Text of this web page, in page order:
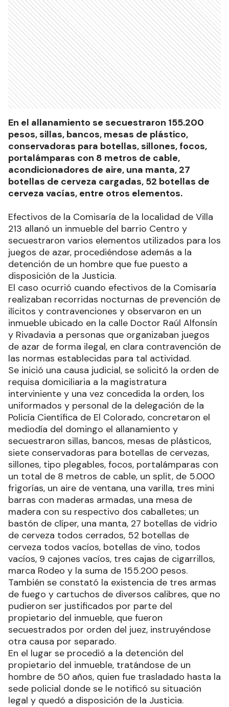
En el allanamiento se secuestraron 155.200
pesos, sillas, bancos, mesas de plástico,
conservadoras para botellas, sillones, focos,
portalámparas con 8 metros de cable,
acondicionadores de aire, una manta, 27
botellas de cerveza cargadas, 52 botellas de
cerveza vacías, entre otros elementos.
Efectivos de la Comisaría de la localidad de Villa
213 allanó un inmueble del barrio Centro y
secuestraron varios elementos utilizados para los
juegos de azar, procediéndose además a la
detención de un hombre que fue puesto a
disposición de la Justicia.
El caso ocurrió cuando efectivos de la Comisaría
realizaban recorridas nocturnas de prevención de
ilícitos y contravenciones y observaron en un
inmueble ubicado en la calle Doctor Raúl Alfonsín
y Rivadavia a personas que organizaban juegos
de azar de forma ilegal, en clara contravención de
las normas establecidas para tal actividad.
Se inició una causa judicial, se solicitó la orden de
requisa domiciliaria a la magistratura
interviniente y una vez concedida la orden, los
uniformados y personal de la delegación de la
Policía Científica de El Colorado, concretaron el
mediodía del domingo el allanamiento y
secuestraron sillas, bancos, mesas de plásticos,
siete conservadoras para botellas de cervezas,
sillones, tipo plegables, focos, portalámparas con
un total de 8 metros de cable, un split, de 5.000
frigorías, un aire de ventana, una varilla, tres mini
barras con maderas armadas, una mesa de
madera con su respectivo dos caballetes; un
bastón de clíper, una manta, 27 botellas de vidrio
de cerveza todos cerrados, 52 botellas de
cerveza todos vacíos, botellas de vino, todos
vacíos, 9 cajones vacíos, tres cajas de cigarrillos,
marca Rodeo y la suma de 155.200 pesos.
También se constató la existencia de tres armas
de fuego y cartuchos de diversos calibres, que no
pudieron ser justificados por parte del
propietario del inmueble, que fueron
secuestrados por orden del juez, instruyéndose
otra causa por separado.
En el lugar se procedió a la detención del
propietario del inmueble, tratándose de un
hombre de 50 años, quien fue trasladado hasta la
sede policial donde se le notificó su situación
legal y quedó a disposición de la Justicia.